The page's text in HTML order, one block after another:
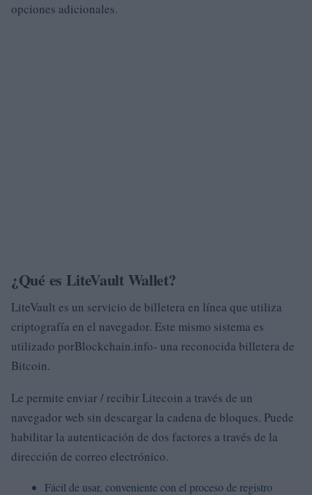
opciones adicionales.
¿Qué es LiteVault Wallet?
LiteVault es un servicio de billetera en línea que utiliza
criptografía en el navegador. Este mismo sistema es
utilizado porBlockchain.info- una reconocida billetera de
Bitcoin.
Le permite enviar / recibir Litecoin a través de un
navegador web sin descargar la cadena de bloques. Puede
habilitar la autenticación de dos factores a través de la
dirección de correo electrónico.
Fácil de usar, conveniente con el proceso de registro